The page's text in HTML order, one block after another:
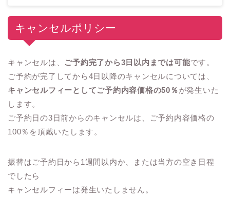
キャンセルポリシー
キャンセルは、 ご予約完了から3日以内までは可能です。
ご予約が完了してから4日以降のキャンセルについては、
キャンセルフィーとしてご予約内容価格の50％が発生いた
します。
ご予約日の3日前からのキャンセルは、ご予約内容価格の
100％を頂戴いたします。
振替はご予約日から1週間以内か、または当方の空き日程
でしたら
キャンセルフィーは発生いたしません。